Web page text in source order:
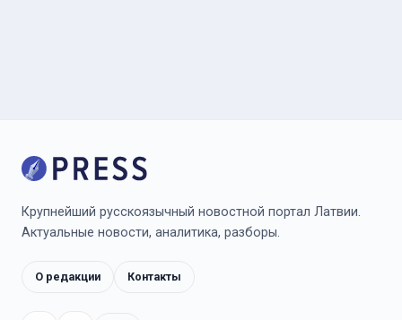
Крупнейший русскоязычный новостной портал Латвии.
Актуальные новости, аналитика, разборы.
О редакции Контакты